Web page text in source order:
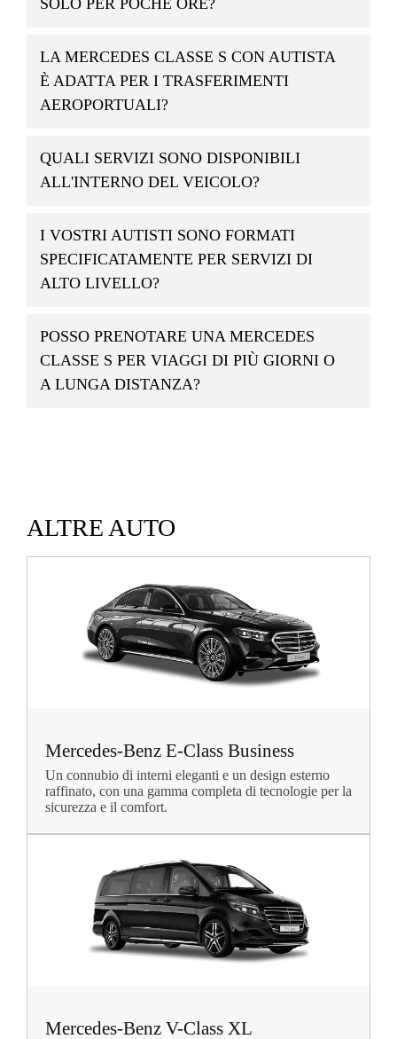
LA MERCEDES CLASSE S CON AUTISTA
È ADATTA PER I TRASFERIMENTI
AEROPORTUALI?
QUALI SERVIZI SONO DISPONIBILI
ALL'INTERNO DEL VEICOLO?
I VOSTRI AUTISTI SONO FORMATI
SPECIFICATAMENTE PER SERVIZI DI
ALTO LIVELLO?
POSSO PRENOTARE UNA MERCEDES
CLASSE S PER VIAGGI DI PIÙ GIORNI O
A LUNGA DISTANZA?
ALTRE AUTO
Mercedes-Benz E-Class Business
Un connubio di interni eleganti e un design esterno
raffinato, con una gamma completa di tecnologie per la
sicurezza e il comfort.
Mercedes-Benz V-Class XL